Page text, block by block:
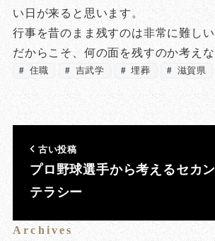
い日が来ると思います。
行事を昔のまま残すのは非常に難しい
だからこそ、何の面を残すのか考え
住職 吉武学 埋葬 滋賀県
古い投稿
プロ野球選手から考えるセカ
テラシー
Archives